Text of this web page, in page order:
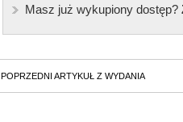
Masz już wykupiony dostęp?
POPRZEDNI ARTYKUŁ Z WYDANIA